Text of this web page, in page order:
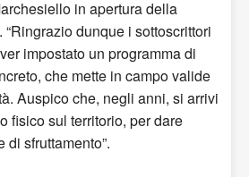
in apertura della
dunque i sottoscrittori
impostato un programma di
che mette in campo valide
Auspico che, negli anni, si arrivi
fisico sul territorio, per dare
sfruttamento”.